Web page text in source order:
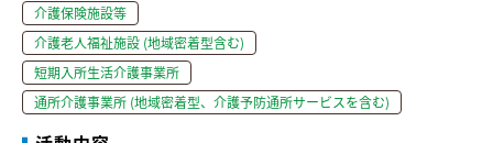
介護保険施設等
介護老人福祉施設 (地域密着型含む)
短期入所生活介護事業所
通所介護事業所 (地域密着型、介護予防通所サービスを含む)